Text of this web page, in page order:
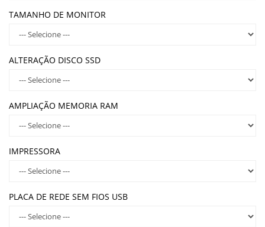
TAMANHO DE MONITOR
ALTERAÇÃO DISCO SSD
AMPLIAÇÃO MEMORIA RAM
IMPRESSORA
PLACA DE REDE SEM FIOS USB